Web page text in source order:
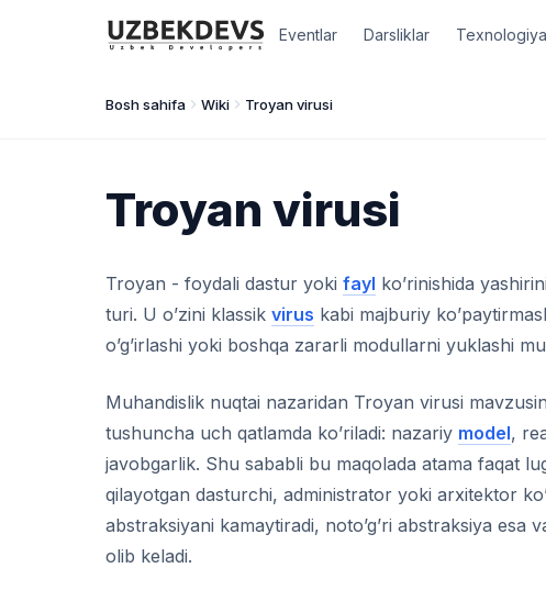
Eventlar Darsliklar
Bosh sahifa Wiki Troyan virusi
Troyan virusi
Troyan - foydali dastur yoki fayl ko’rinishida
turi. U o’zini klassik virus kabi majburiy
o’g’irlashi yoki boshqa zararli modullarni yuklashi
Muhandislik nuqtai nazaridan Troyan virusi
tushuncha uch qatlamda ko’riladi: nazariy model,
javobgarlik. Shu sababli bu maqolada atama faqat
qilayotgan dasturchi, administrator yoki arxitektor
abstraksiyani kamaytiradi, noto’g’ri abstraksiya
olib keladi.